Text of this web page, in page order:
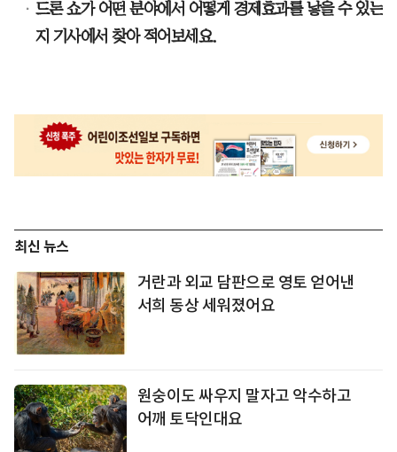
드론 쇼가 어떤 분야에서 어떻게 경제효과를 낳을 수 있는
지 기사에서 찾아 적어보세요.
최신 뉴스
거란과 외교 담판으로 영토 얻어낸
서희 동상 세워졌어요
원숭이도 싸우지 말자고 악수하고
어깨 토닥인대요